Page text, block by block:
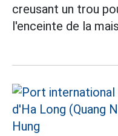
creusant un trou
l'enceinte de la